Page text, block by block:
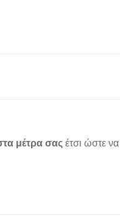
μέτρα σας έτσι ώστε